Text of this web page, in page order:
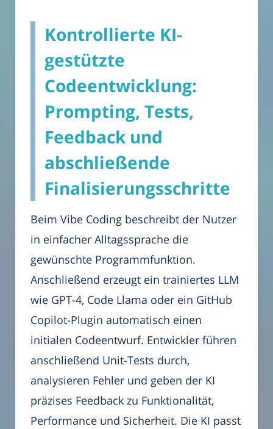
Kontrollierte KI-
gestützte
Codeentwicklung:
Prompting, Tests,
Feedback und
abschließende
Finalisierungsschritte
Beim Vibe Coding beschreibt der Nutzer
in einfacher Alltagssprache die
gewünschte Programmfunktion.
Anschließend erzeugt ein trainiertes LLM
wie GPT-4, Code Llama oder ein GitHub
Copilot-Plugin automatisch einen
initialen Codeentwurf. Entwickler führen
anschließend Unit-Tests durch,
analysieren Fehler und geben der KI
präzises Feedback zu Funktionalität,
Performance und Sicherheit. Die KI passt